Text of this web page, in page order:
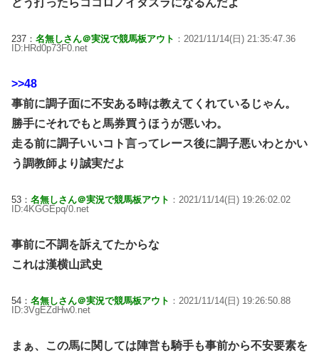
237： 名無しさん＠実況で競馬板アウト ：2021/11/14(日) 21:35:47.36
ID:HRd0p73F0.net
>>48
事前に調子面に不安ある時は教えてくれているじゃん。
勝手にそれでもと馬券買うほうが悪いわ。
走る前に調子いいコト言ってレース後に調子悪いわとかい
う調教師より誠実だよ
53： 名無しさん＠実況で競馬板アウト ：2021/11/14(日) 19:26:02.02
ID:4KGGEpq/0.net
事前に不調を訴えてたからな
これは漢横山武史
54： 名無しさん＠実況で競馬板アウト ：2021/11/14(日) 19:26:50.88
ID:3VgEZdHw0.net
まぁ、この馬に関しては陣営も騎手も事前から不安要素を